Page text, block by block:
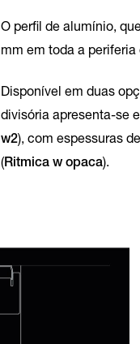
O perfil de alumínio,
mm em toda a periferia
Disponível em duas
divisória apresenta-se
w2), com espessuras
(Ritmica w opaca).